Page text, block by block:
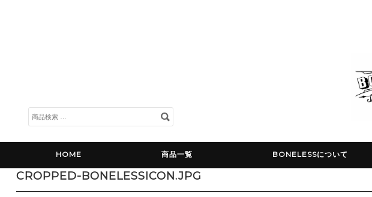
検
索
HOME 商品一覧 BONELESSについて
CROPPED-BONELESSICON.JPG